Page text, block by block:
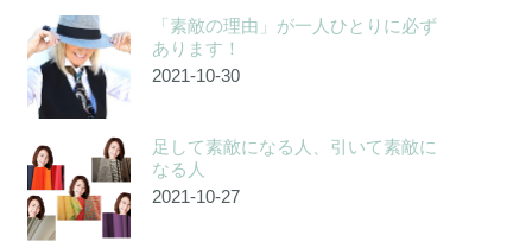
「素敵の理由」が一人ひとりに必ず
あります！
2021-10-30
足して素敵になる人、引いて素敵に
なる人
2021-10-27